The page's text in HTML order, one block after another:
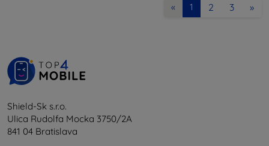
« 1 2 3 »
Shield-Sk s.r.o.
Ulica Rudolfa Mocka 3750/2A
841 04 Bratislava